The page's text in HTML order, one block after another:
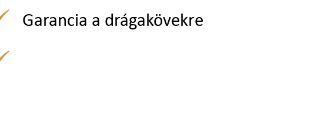
Garancia a drágakövekre